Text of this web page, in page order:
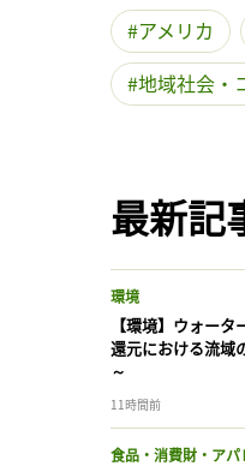
アメリカ
地域社会・
最新記
環境
【環境】ウォー
還元における流域
～
11時間前
食品・消費財・アパ